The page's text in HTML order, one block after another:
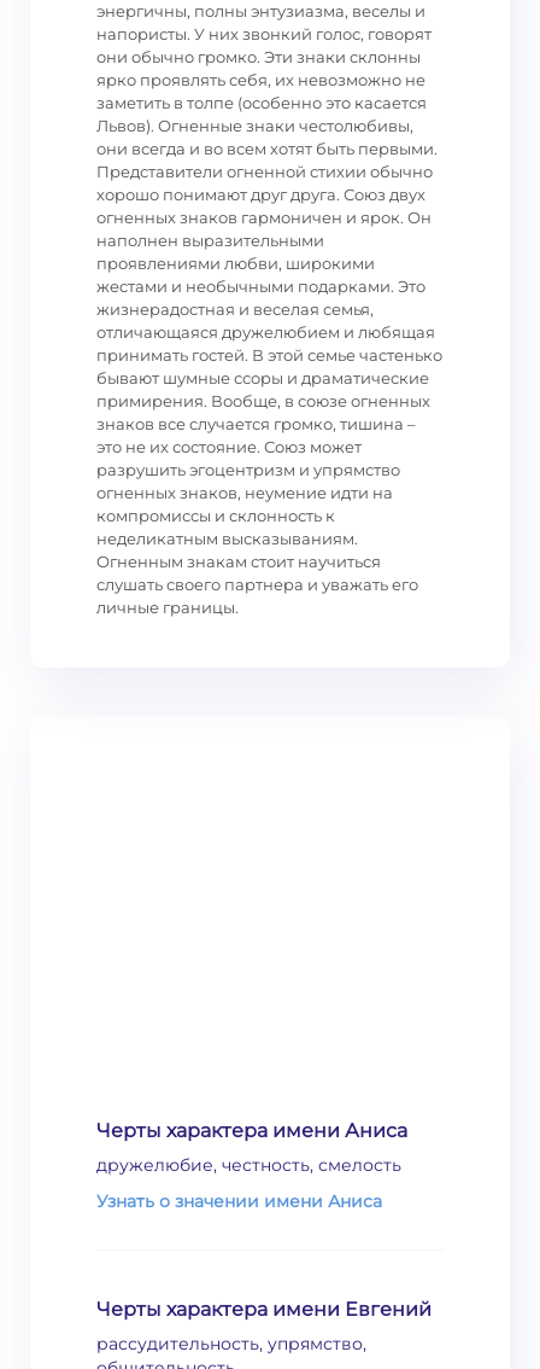
энергичны, полны энтузиазма, веселы и
напористы. У них звонкий голос, говорят
они обычно громко. Эти знаки склонны
ярко проявлять себя, их невозможно не
заметить в толпе (особенно это касается
Львов). Огненные знаки честолюбивы,
они всегда и во всем хотят быть первыми.
Представители огненной стихии обычно
хорошо понимают друг друга. Союз двух
огненных знаков гармоничен и ярок. Он
наполнен выразительными
проявлениями любви, широкими
жестами и необычными подарками. Это
жизнерадостная и веселая семья,
отличающаяся дружелюбием и любящая
принимать гостей. В этой семье частенько
бывают шумные ссоры и драматические
примирения. Вообще, в союзе огненных
знаков все случается громко, тишина –
это не их состояние. Союз может
разрушить эгоцентризм и упрямство
огненных знаков, неумение идти на
компромиссы и склонность к
неделикатным высказываниям.
Огненным знакам стоит научиться
слушать своего партнера и уважать его
личные границы.
Черты характера имени Аниса
дружелюбие, честность, смелость
Узнать о значении имени Аниса
Черты характера имени Евгений
рассудительность, упрямство,